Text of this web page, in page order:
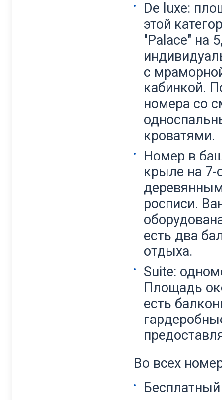
De luxe:
этой
"Palace" на
с
кабинкой.
номера со
кроватями.
Номер в
крыле на 7-
росписи.
есть два
отдыха.
Suite:
Площадь
есть
Во всех